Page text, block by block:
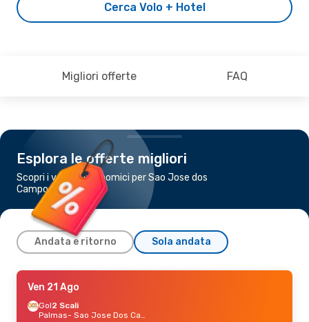
Cerca Volo + Hotel
Migliori offerte FAQ
Esplora le offerte migliori
Scopri i voli più economici per Sao Jose dos
Campos
Andata e ritorno Sola andata
Sab 8 Ago- Sab 15 Ago
Air France
Firenze
- Sao Jose Dos Campos
Ven 21 Ago
Gol2 Scali
Palmas
- Sao Jose Dos Campos